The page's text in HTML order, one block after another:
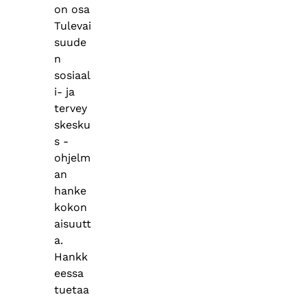
on osa
Tulevai
suude
n
sosiaal
i- ja
tervey
skesku
s -
ohjelm
an
hanke
kokon
aisuutt
a.
Hankk
eessa
tuetaa